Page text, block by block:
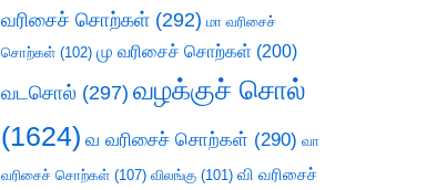
வரிசைச் சொற்கள் (292) மா வரிசைச்
சொற்கள் (102) மு வரிசைச் சொற்கள் (200)
வடசொல் (297) வழக்குச் சொல்
(1624) வ வரிசைச் சொற்கள் (290) வா
வரிசைச் சொற்கள் (107) விலங்கு (101) வி வரிசைச்